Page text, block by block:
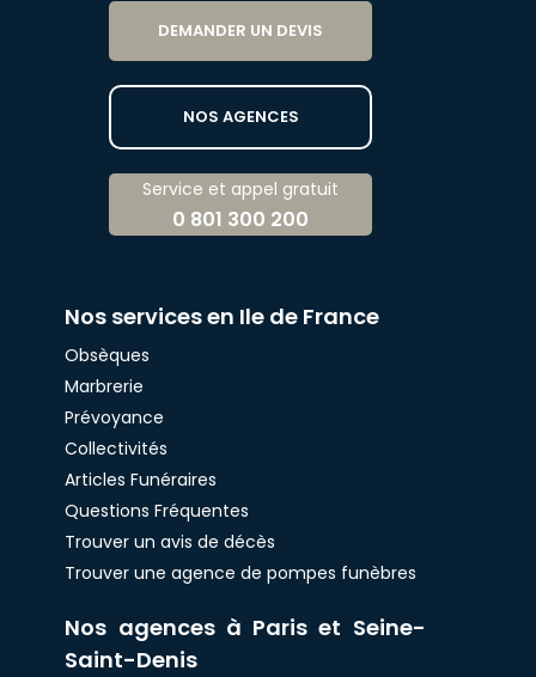
DEMANDER UN DEVIS
NOS AGENCES
Service et appel gratuit
0 801 300 200
Nos services en Ile de France
Obsèques
Marbrerie
Prévoyance
Collectivités
Articles Funéraires
Questions Fréquentes
Trouver un avis de décès
Trouver une agence de pompes funèbres
Nos agences à Paris et Seine-
Saint-Denis